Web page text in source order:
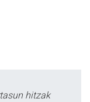
hitzak